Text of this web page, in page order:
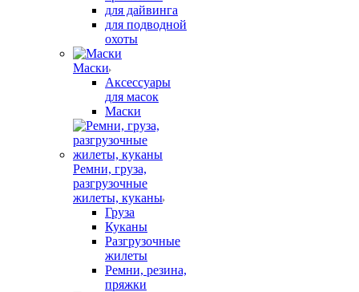
для дайвинга
для подводной
охоты
Маски
Аксессуары
для масок
Маски
Ремни, груза,
разгрузочные
жилеты, куканы
Груза
Куканы
Разгрузочные
жилеты
Ремни, резина,
пряжки